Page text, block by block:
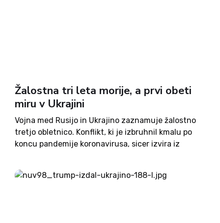
Žalostna tri leta morije, a prvi obeti
miru v Ukrajini
Vojna med Rusijo in Ukrajino zaznamuje žalostno
tretjo obletnico. Konflikt, ki je izbruhnil kmalu po
koncu pandemije koronavirusa, sicer izvira iz
eskalacija v začetku leta 2022 je zahtevala
strašljiv krvni davek – več kot...